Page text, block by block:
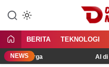
konten
Daily
Menyajikan
BERITA TEKNOLOGI
NEWS AI di Era